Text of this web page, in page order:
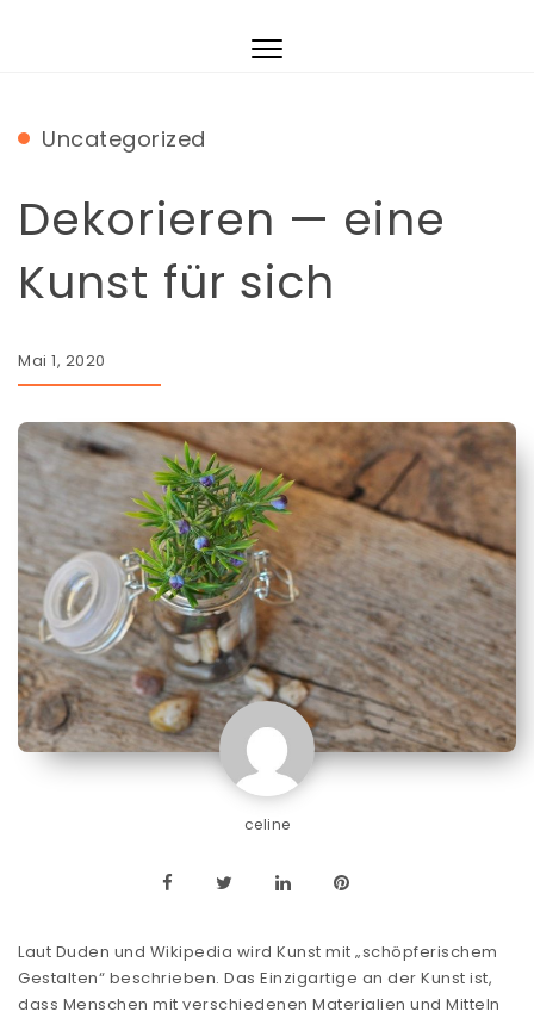
Toggle
Uncategorized
Dekorieren — eine
Kunst für sich
Mai 1, 2020
celine
Laut Duden und Wikipedia wird Kunst mit „schöpferischem
Gestalten“ beschrieben. Das Einzigartige an der Kunst ist,
dass Menschen mit verschiedenen Materialien und Mitteln